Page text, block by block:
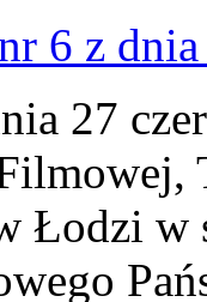
6 z
27
Łodzi w